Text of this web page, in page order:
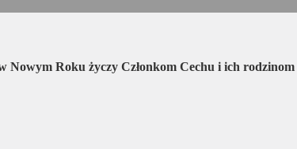
Nowym Roku życzy Członkom Cechu i ich rodzinom